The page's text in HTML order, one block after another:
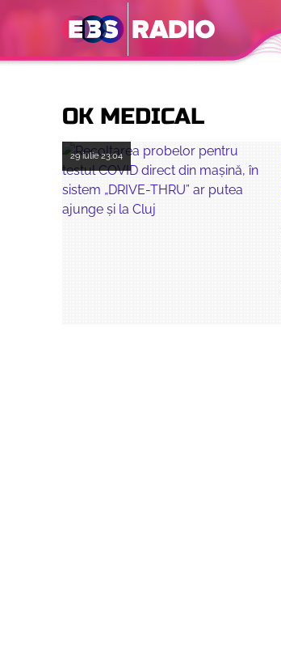
OK MEDICAL
29 iulie23:04